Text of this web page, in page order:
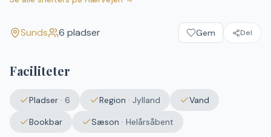
Sunds 6 pladser Gem Del
Faciliteter
Pladser · 6 Region · Jylland
Vand
Bookbar
Sæson · Helårsåbent